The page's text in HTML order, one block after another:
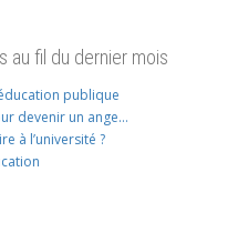
au fil du dernier mois
publique
devenir un ange…
à l’université ?